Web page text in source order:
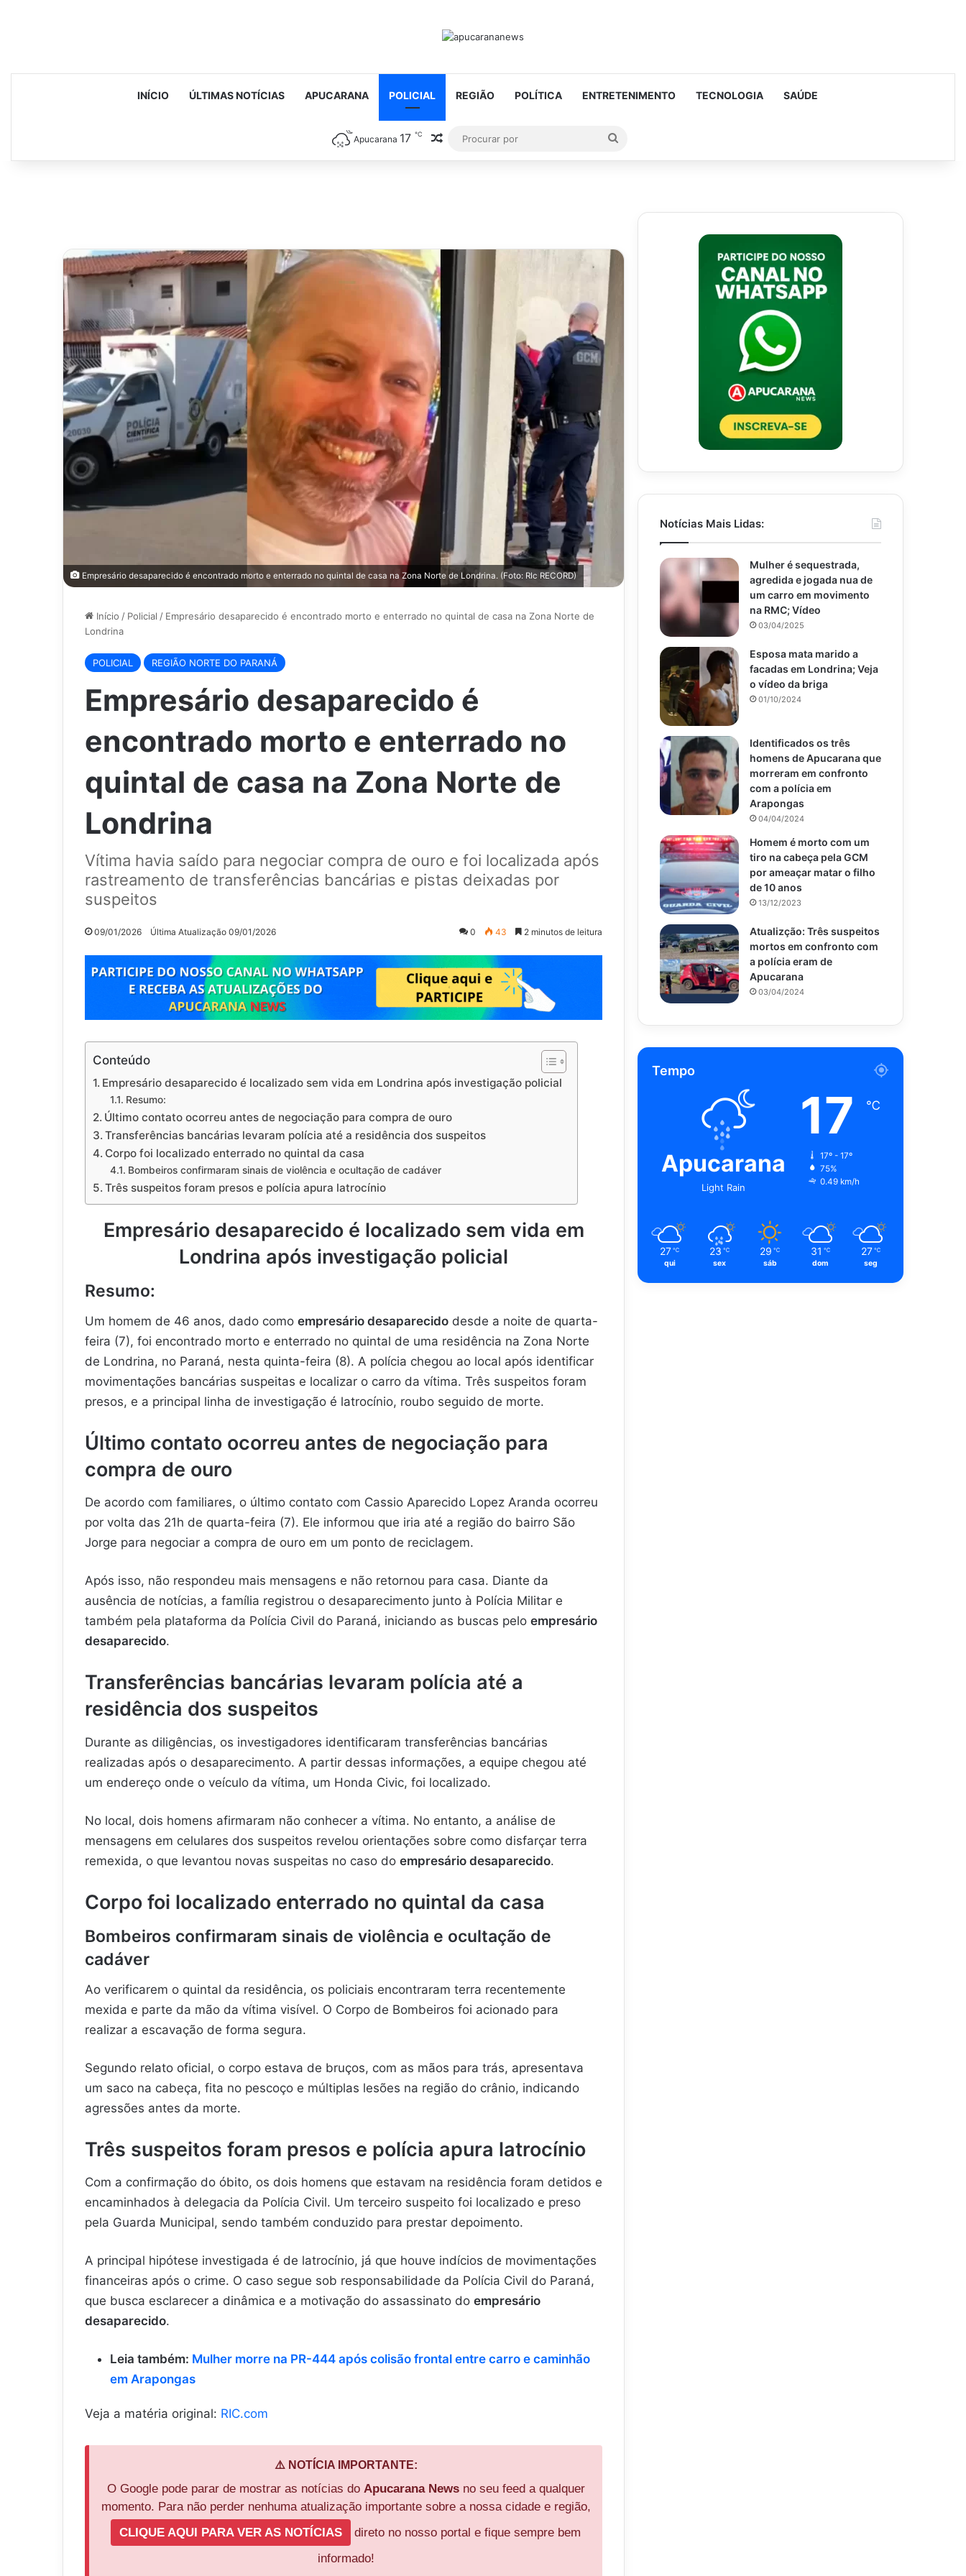
INÍCIO ÚLTIMAS NOTÍCIAS APUCARANA POLICIAL REGIÃO POLÍTICA ENTRETENIMENTO TECNOLOGIA SAÚDE
Apucarana 17 ℃ Artigo aleatório
por
Empresário desaparecido é encontrado morto e enterrado no quintal de casa na Zona Norte de Londrina. (Foto: RIc RECORD)
Início / Policial / Empresário desaparecido é encontrado morto e enterrado no quintal de casa na Zona Norte de
Londrina
POLICIAL REGIÃO NORTE DO PARANÁ
Empresário desaparecido é
encontrado morto e enterrado no
quintal de casa na Zona Norte de
Londrina
Vítima havia saído para negociar compra de ouro e foi localizada após
rastreamento de transferências bancárias e pistas deixadas por
suspeitos
09/01/2026 Última Atualização 09/01/2026 0 43 2 minutos de leitura
Conteúdo
Empresário desaparecido é localizado sem vida em Londrina após investigação policial
Resumo:
Último contato ocorreu antes de negociação para compra de ouro
Transferências bancárias levaram polícia até a residência dos suspeitos
Corpo foi localizado enterrado no quintal da casa
Bombeiros confirmaram sinais de violência e ocultação de cadáver
Três suspeitos foram presos e polícia apura latrocínio
Empresário desaparecido é localizado sem vida em
Londrina após investigação policial
Resumo:
Um homem de 46 anos, dado como empresário desaparecido desde a noite de quarta-
feira (7), foi encontrado morto e enterrado no quintal de uma residência na Zona Norte
de Londrina, no Paraná, nesta quinta-feira (8). A polícia chegou ao local após identificar
movimentações bancárias suspeitas e localizar o carro da vítima. Três suspeitos foram
presos, e a principal linha de investigação é latrocínio, roubo seguido de morte.
Último contato ocorreu antes de negociação para
compra de ouro
De acordo com familiares, o último contato com Cassio Aparecido Lopez Aranda ocorreu
por volta das 21h de quarta-feira (7). Ele informou que iria até a região do bairro São
Jorge para negociar a compra de ouro em um ponto de reciclagem.
Após isso, não respondeu mais mensagens e não retornou para casa. Diante da
ausência de notícias, a família registrou o desaparecimento junto à Polícia Militar e
também pela plataforma da Polícia Civil do Paraná, iniciando as buscas pelo empresário
desaparecido.
Transferências bancárias levaram polícia até a
residência dos suspeitos
Durante as diligências, os investigadores identificaram transferências bancárias
realizadas após o desaparecimento. A partir dessas informações, a equipe chegou até
um endereço onde o veículo da vítima, um Honda Civic, foi localizado.
No local, dois homens afirmaram não conhecer a vítima. No entanto, a análise de
mensagens em celulares dos suspeitos revelou orientações sobre como disfarçar terra
remexida, o que levantou novas suspeitas no caso do empresário desaparecido.
Corpo foi localizado enterrado no quintal da casa
Bombeiros confirmaram sinais de violência e ocultação de
cadáver
Ao verificarem o quintal da residência, os policiais encontraram terra recentemente
mexida e parte da mão da vítima visível. O Corpo de Bombeiros foi acionado para
realizar a escavação de forma segura.
Segundo relato oficial, o corpo estava de bruços, com as mãos para trás, apresentava
um saco na cabeça, fita no pescoço e múltiplas lesões na região do crânio, indicando
agressões antes da morte.
Três suspeitos foram presos e polícia apura latrocínio
Com a confirmação do óbito, os dois homens que estavam na residência foram detidos e
encaminhados à delegacia da Polícia Civil. Um terceiro suspeito foi localizado e preso
pela Guarda Municipal, sendo também conduzido para prestar depoimento.
A principal hipótese investigada é de latrocínio, já que houve indícios de movimentações
financeiras após o crime. O caso segue sob responsabilidade da Polícia Civil do Paraná,
que busca esclarecer a dinâmica e a motivação do assassinato do empresário
desaparecido.
Leia também: Mulher morre na PR-444 após colisão frontal entre carro e caminhão
em Arapongas
Veja a matéria original: RIC.com
⚠️ NOTÍCIA IMPORTANTE:
O Google pode parar de mostrar as notícias do Apucarana Newsno seu feed a qualquer
momento. Para não perder nenhuma atualização importante sobre a nossa cidade e região,
CLIQUE AQUI PARA VER AS NOTÍCIAS
direto no nosso portal e fique sempre bem
informado!
Notícias Mais Lidas:
Mulher é sequestrada,
agredida e jogada nua de
um carro em movimento
na RMC; Vídeo
03/04/2025
Esposa mata marido a
facadas em Londrina; Veja
o vídeo da briga
01/10/2024
Identificados os três
homens de Apucarana que
morreram em confronto
com a polícia em
Arapongas
04/04/2024
Homem é morto com um
tiro na cabeça pela GCM
por ameaçar matar o filho
de 10 anos
13/12/2023
Atualizção: Três suspeitos
mortos em confronto com
a polícia eram de
Apucarana
03/04/2024
Tempo
Apucarana
Light Rain
17 ℃
17º - 17º
75%
0.49 km/h
27 ℃
qui
23 ℃
sex
29 ℃
sáb
31 ℃
dom
27 ℃
seg